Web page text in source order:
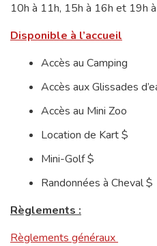
10h à 11h, 15h à 16h et 19h
Disponible à l’accueil
Accès au Camping
Accès aux Glissades
Accès au Mini Zoo
Location de Kart $
Mini-Golf $
Randonnées à Cheval $
Règlements :
Règlements généraux